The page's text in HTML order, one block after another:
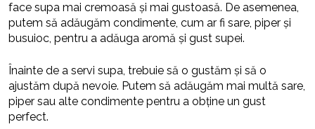
face supa mai cremoasă și mai gustoasă. De asemenea,
putem să adăugăm condimente, cum ar fi sare, piper și
busuioc, pentru a adăuga aromă și gust supei.
Înainte de a servi supa, trebuie să o gustăm și să o
ajustăm după nevoie. Putem să adăugăm mai multă sare,
piper sau alte condimente pentru a obține un gust
perfect.